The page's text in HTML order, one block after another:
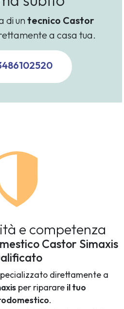
di untecnico Castor
a casa tua.
e competenza
Castor Simaxis
direttamente a
per riparare il tuo
.